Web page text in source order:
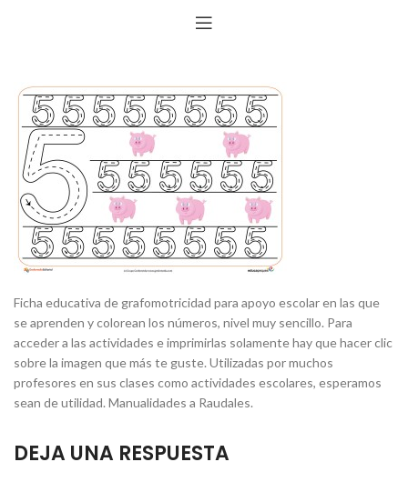
Ficha educativa de grafomotricidad para apoyo escolar en las que
se aprenden y colorean los números, nivel muy sencillo. Para
acceder a las actividades e imprimirlas solamente hay que hacer clic
sobre la imagen que más te guste. Utilizadas por muchos
profesores en sus clases como actividades escolares, esperamos
sean de utilidad. Manualidades a Raudales.
DEJA UNA RESPUESTA